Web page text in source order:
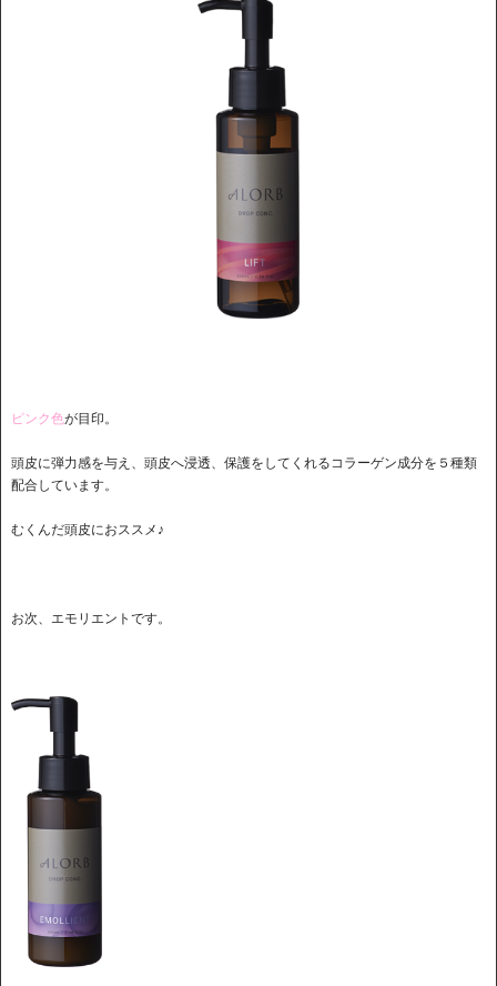
ピンク色が目印。
頭皮に弾力感を与え、頭皮へ浸透、保護をしてくれるコラーゲン成分を５種類
配合しています。
むくんだ頭皮におススメ♪
お次、エモリエントです。